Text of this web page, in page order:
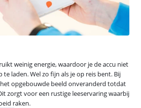
weinig energie, waardoor je de accu niet
te laden. Wel zo fijn als je op reis bent. Bij
opgebouwde beeld onveranderd totdat
zorgt voor een rustige leeservaring waarbij
raken.